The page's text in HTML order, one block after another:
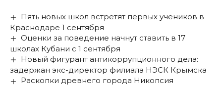
Пять новых школ встретят первых учеников в
Краснодаре 1 сентября
Оценки за поведение начнут ставить в 17
школах Кубани с 1 сентября
Новый фигурант антикоррупционного дела:
задержан экс-директор филиала НЭСК Крымска
Раскопки древнего города Никопсия